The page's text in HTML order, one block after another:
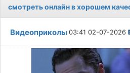
смотреть онлайн в хорошем
Видеоприколы03:41 02-07-2026